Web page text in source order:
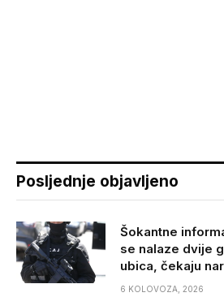
Posljednje objavljeno
Šokantne
se nalaze dvije
ubica, čekaju
6 KOLOVOZA, 2026